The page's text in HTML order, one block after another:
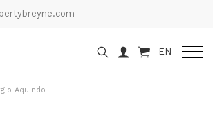
EN
Aquindo -